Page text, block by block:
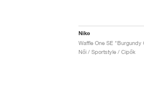
Nike
Waffle One SE "Burgundy
Női / Sportstyle / Cipők